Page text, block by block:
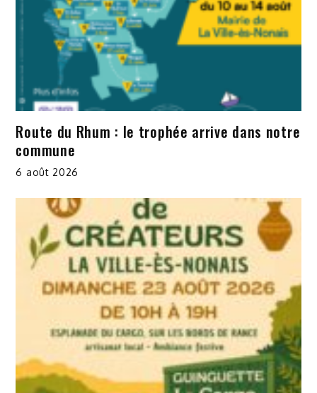
Route du Rhum : le trophée arrive dans notre
commune
6 août 2026